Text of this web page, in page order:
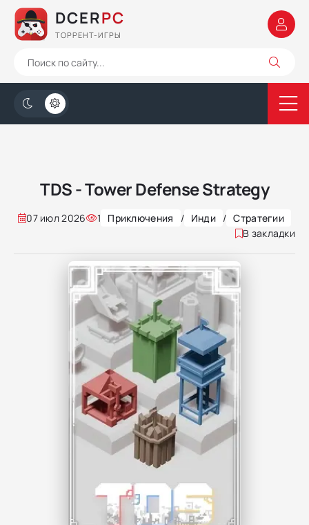
DCERPC
ТОРРЕНТ-ИГРЫ
TDS - Tower Defense Strategy
07 июл 2026 1 Приключения / Инди / Стратегии
В закладки